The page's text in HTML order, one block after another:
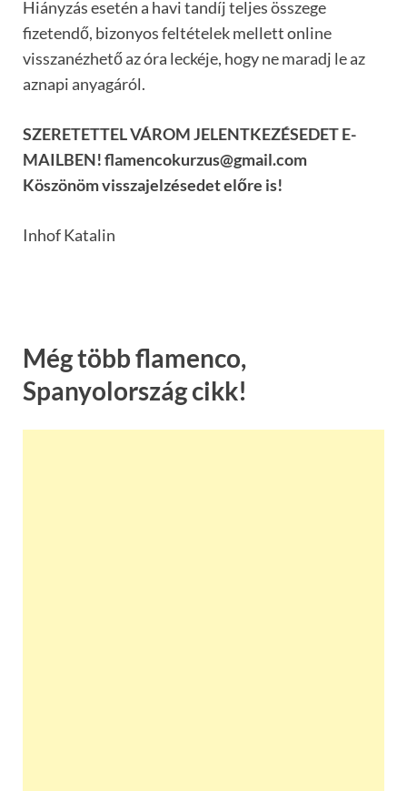
Hiányzás esetén a havi tandíj teljes összege
fizetendő, bizonyos feltételek mellett online
visszanézhető az óra leckéje, hogy ne maradj le az
aznapi anyagáról.
SZERETETTEL VÁROM JELENTKEZÉSEDET E-
MAILBEN! flamencokurzus@gmail.com
Köszönöm visszajelzésedet előre is!
Inhof Katalin
Még több flamenco,
Spanyolország cikk!